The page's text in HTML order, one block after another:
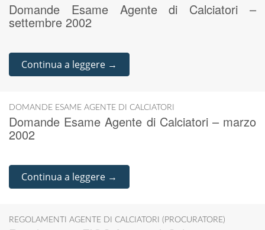
Domande Esame Agente di Calciatori –
settembre 2002
Continua a leggere →
DOMANDE ESAME AGENTE DI CALCIATORI
Domande Esame Agente di Calciatori – marzo
2002
Continua a leggere →
REGOLAMENTI AGENTE DI CALCIATORI (PROCURATORE)